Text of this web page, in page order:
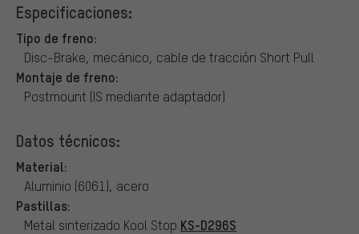
Especificaciones:
Tipo de freno:
Disc-Brake, mecánico, cable de tracción Short Pull
Montaje de freno:
Postmount (IS mediante adaptador)
Datos técnicos:
Material:
Aluminio (6061), acero
Pastillas:
Metal sinterizado Kool Stop KS-D296S